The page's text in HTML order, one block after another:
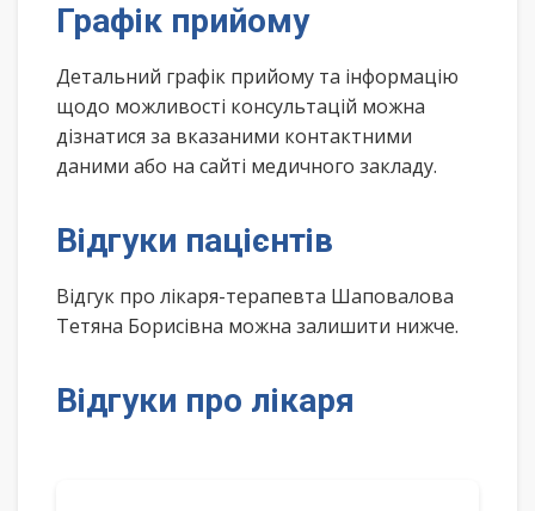
Графік прийому
Детальний графік прийому та інформацію
щодо можливості консультацій можна
дізнатися за вказаними контактними
даними або на сайті медичного закладу.
Відгуки пацієнтів
Відгук про лікаря-терапевта Шаповалова
Тетяна Борисівна можна залишити нижче.
Відгуки про лікаря